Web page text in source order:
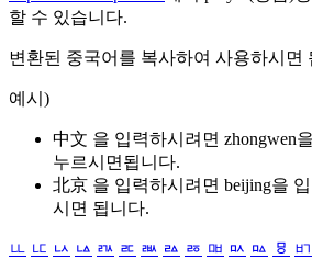
할 수 있습니다.
변환된 중국어를 복사하여 사용하시면
예시)
中文 을 입력하시려면 zhongwen
누르시면됩니다.
北京 을 입력하시려면 beijing을
시면 됩니다.
ㅥ ㅦ ㅧ ㅨ ㅩ ㅪ ㅫ ㅬ ㅭ ㅮ ㅯ ㅰ ㅱ ㅲ